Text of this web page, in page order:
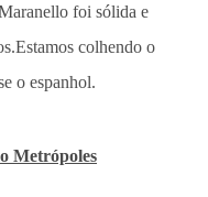
foi sólida e
colhendo o
o espanhol.
Metrópoles